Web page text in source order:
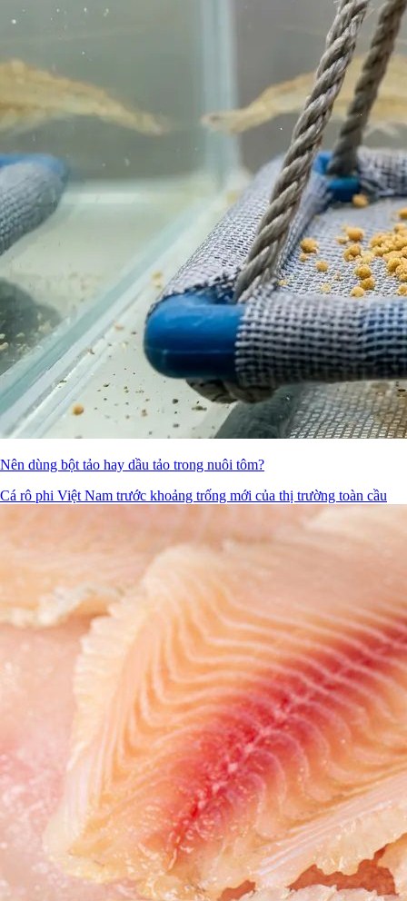
Nên dùng bột tảo hay dầu tảo trong nuôi tôm?
Cá rô phi Việt Nam trước khoảng trống mới của thị trường toàn cầu